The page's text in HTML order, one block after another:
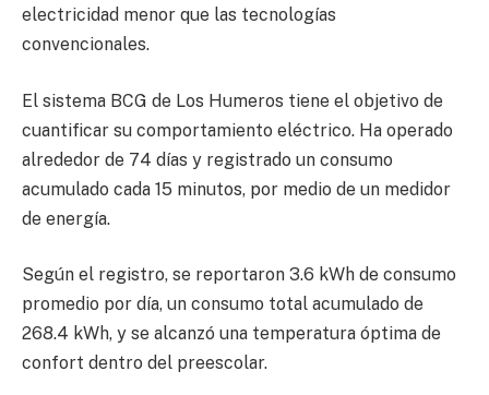
electricidad menor que las tecnologías
convencionales.
El sistema BCG de Los Humeros tiene el objetivo de
cuantificar su comportamiento eléctrico. Ha operado
alrededor de 74 días y registrado un consumo
acumulado cada 15 minutos, por medio de un medidor
de energía.
Según el registro, se reportaron 3.6 kWh de consumo
promedio por día, un consumo total acumulado de
268.4 kWh, y se alcanzó una temperatura óptima de
confort dentro del preescolar.